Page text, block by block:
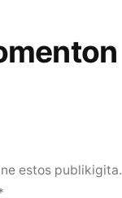
estos publikigita.